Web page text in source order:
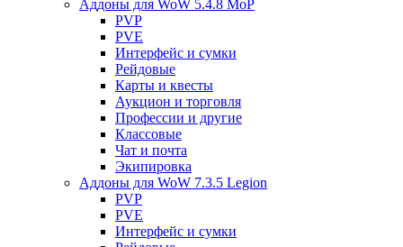
Аддоны для WoW 5.4.8 MoP
PVP
PVE
Интерфейс и сумки
Рейдовые
Карты и квесты
Аукцион и торговля
Профессии и другие
Классовые
Чат и почта
Экипировка
Аддоны для WoW 7.3.5 Legion
PVP
PVE
Интерфейс и сумки